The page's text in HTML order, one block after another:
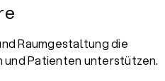
Raumgestaltung die
und Patienten unterstützen.